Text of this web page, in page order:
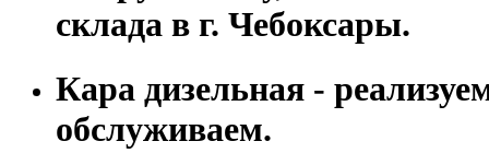
склада в г. Чебоксары.
Кара дизельная -
обслуживаем.